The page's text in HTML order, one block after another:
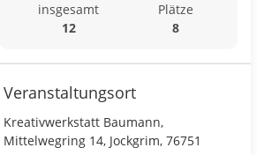
insgesamt
12
Plätze
8
Veranstaltungsort
Kreativwerkstatt Baumann,
Mittelwegring 14, Jockgrim, 76751